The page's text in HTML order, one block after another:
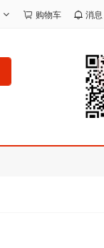
购物车 消息